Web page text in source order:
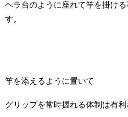
ヘラ台のように座れて竿を掛け
す。
竿を添えるように置いて
グリップを常時握れる体制は有利